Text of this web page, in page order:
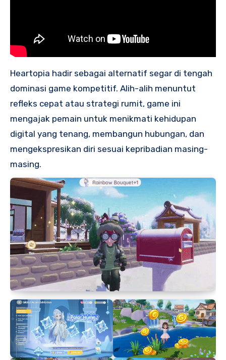
Heartopia hadir sebagai alternatif segar di tengah
dominasi game kompetitif. Alih-alih menuntut
refleks cepat atau strategi rumit, game ini
mengajak pemain untuk menikmati kehidupan
digital yang tenang, membangun hubungan, dan
mengekspresikan diri sesuai kepribadian masing-
masing.